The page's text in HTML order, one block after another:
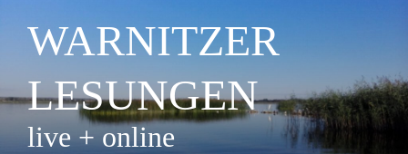
Inhalt
springenWARNITZER
LESUNGEN
live + online